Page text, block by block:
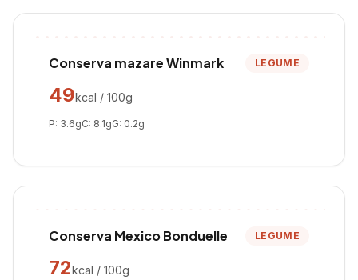
Conserva mazare Winmark LEGUME
49kcal / 100g
P: 3.6gC: 8.1gG: 0.2g
Conserva Mexico Bonduelle LEGUME
72kcal / 100g